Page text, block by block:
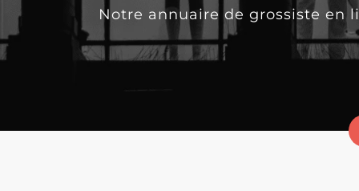
Notre annuaire de grossiste en